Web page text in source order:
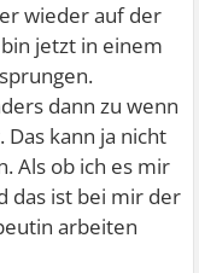
wieder auf der
jetzt in einem
dann zu wenn
kann ja nicht
Als ob ich es mir
das ist bei mir der
arbeiten